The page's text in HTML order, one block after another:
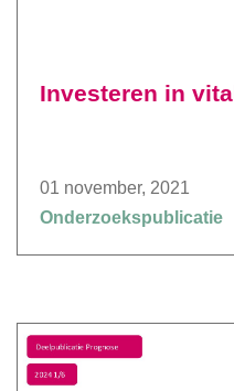
Investeren in
01 november, 2021
Onderzoekspublicatie